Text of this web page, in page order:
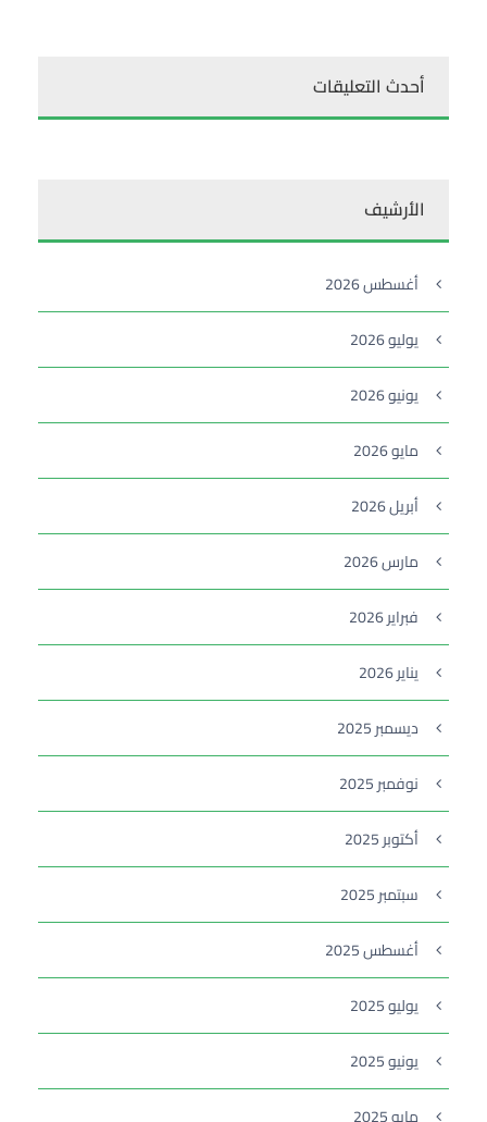
أحدث التعليقات
الأرشيف
أغسطس 2026
يوليو 2026
يونيو 2026
مايو 2026
أبريل 2026
مارس 2026
فبراير 2026
يناير 2026
ديسمبر 2025
نوفمبر 2025
أكتوبر 2025
سبتمبر 2025
أغسطس 2025
يوليو 2025
يونيو 2025